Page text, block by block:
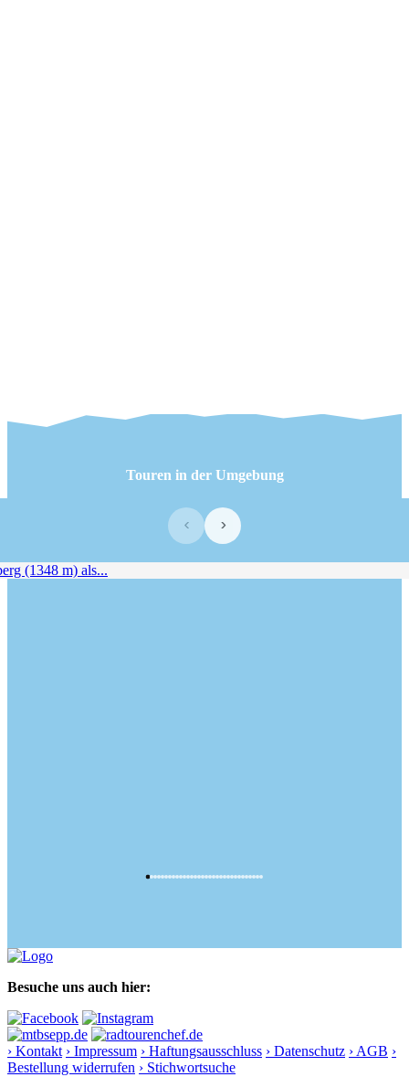
Touren in der Umgebung
‹ ›
Besuche uns auch hier:
› Kontakt › Impressum › Haftungsausschluss › Datenschutz › AGB ›
Bestellung widerrufen › Stichwortsuche